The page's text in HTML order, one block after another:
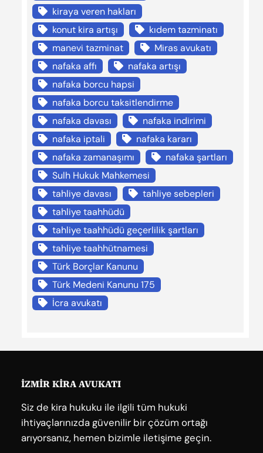
kiraya veren hakları
konut kira artışı
kıdem tazminatı
manevi tazminat
Miras avukatı
nafaka affı
nafaka artışı
nafaka borcu hapsi
nafaka borcu taksitlendirme
nafaka davası
nafaka indirimi
nafaka iptali
nafaka kararı
nafaka zamanaşımı
nafaka şartları
Sulh Hukuk Mahkemesi
tahliye davası
tahliye sebepleri
tahliye taahhüdü
tahliye taahhüdü geçerlilik şartları
tahliye taahhütnamesi
Türk Borçlar Kanunu
Türk Medeni Kanunu 175
İcra avukatı
İZMİR KİRA AVUKATI
Siz de kira hukuku ile ilgili tüm hukuki
ihtiyaçlarınızda güvenilir bir çözüm ortağı
arıyorsanız, hemen bizimle iletişime geçin.